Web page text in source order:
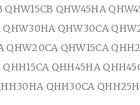
QHW15CB QHW45HA
QHW30HA QHW30CA
QHW20CA QHW15CA
QHH45HA
QHH30CA